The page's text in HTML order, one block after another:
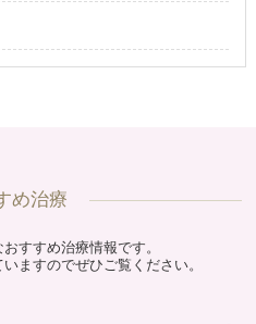
め治療
すすめ治療情報です。
ますのでぜひご覧ください。